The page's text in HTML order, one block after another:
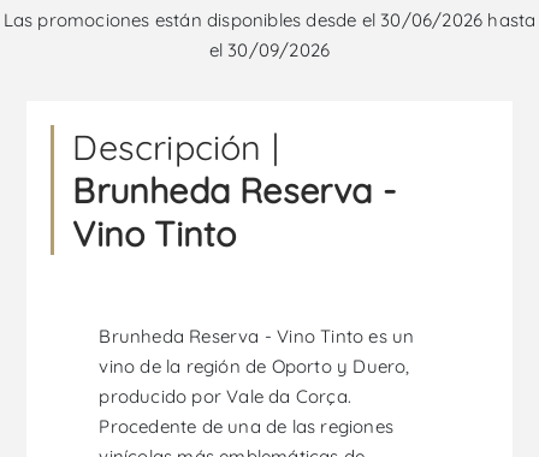
Las promociones están disponibles desde el 30/06/2026 hasta
el 30/09/2026
Descripción |
Brunheda Reserva -
Vino Tinto
Brunheda Reserva - Vino Tinto es un
vino de la región de Oporto y Duero,
producido por Vale da Corça.
Procedente de una de las regiones